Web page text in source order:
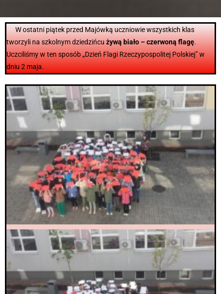
W ostatni piątek przed Majówką uczniowie wszystkich klas
tworzyli na szkolnym dziedzińcu żywą biało – czerwoną flagę.
Uczciliśmy w ten sposób „Dzień Flagi Rzeczypospolitej Polskiej” w
dniu 2 maja.